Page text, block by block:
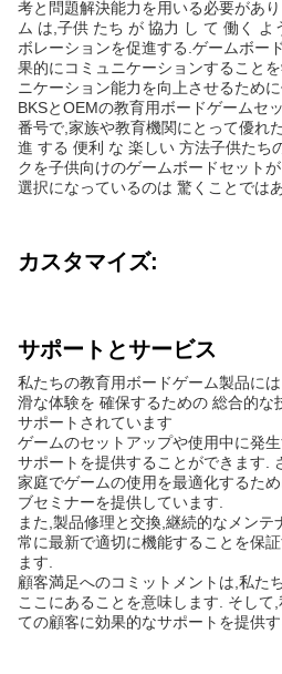
考と問題解決能力を用いる必要があ
ム は,子供 たち が 協力 し て 働く よ
ボレーションを促進する.ゲームボー
果的にコミュニケーションすること
ニケーション能力を向上させるため
BKSとOEMの教育用ボードゲームセ
番号で,家族や教育機関にとって優れ
進 する 便利 な 楽しい 方法子供たち
クを子供向けのゲームボードセット
選択になっているのは 驚くことでは
カスタマイズ:
サポートとサービス
私たちの教育用ボードゲーム製品に
滑な体験を 確保するための 総合的な
サポートされています
ゲームのセットアップや使用中に発
サポートを提供することができます.
家庭でゲームの使用を最適化するた
ブセミナーを提供しています.
また,製品修理と交換,継続的なメン
常に最新で適切に機能することを保
ます.
顧客満足へのコミットメントは,私た
ここにあることを意味します. そし
ての顧客に効果的なサポートを提供